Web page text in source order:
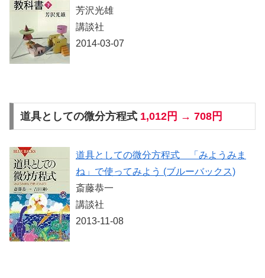
芳沢光雄
講談社
2014-03-07
道具としての微分方程式 1,012円 → 708円
道具としての微分方程式 「みようみま
ね」で使ってみよう (ブルーバックス)
斎藤恭一
講談社
2013-11-08